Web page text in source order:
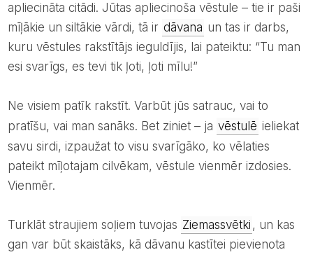
apliecināta citādi. Jūtas apliecinoša vēstule – tie ir paši
mīļākie un siltākie vārdi, tā ir dāvana un tas ir darbs,
kuru vēstules rakstītājs ieguldījis, lai pateiktu: “Tu man
esi svarīgs, es tevi tik ļoti, ļoti mīlu!”
Ne visiem patīk rakstīt. Varbūt jūs satrauc, vai to
pratīšu, vai man sanāks. Bet ziniet – ja vēstulē ieliekat
savu sirdi, izpaužat to visu svarīgāko, ko vēlaties
pateikt mīļotajam cilvēkam, vēstule vienmēr izdosies.
Vienmēr.
Turklāt straujiem soļiem tuvojas Ziemassvētki , un kas
gan var būt skaistāks, kā dāvanu kastītei pievienota